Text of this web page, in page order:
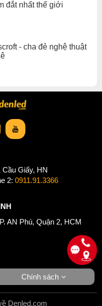
đắt nhất thế giới
- cha đẻ nghệ thuật
Giấy, HN
2: 0911.91.3366
AN Phú, Quận 2, HCM
Chính sách
Denled.com